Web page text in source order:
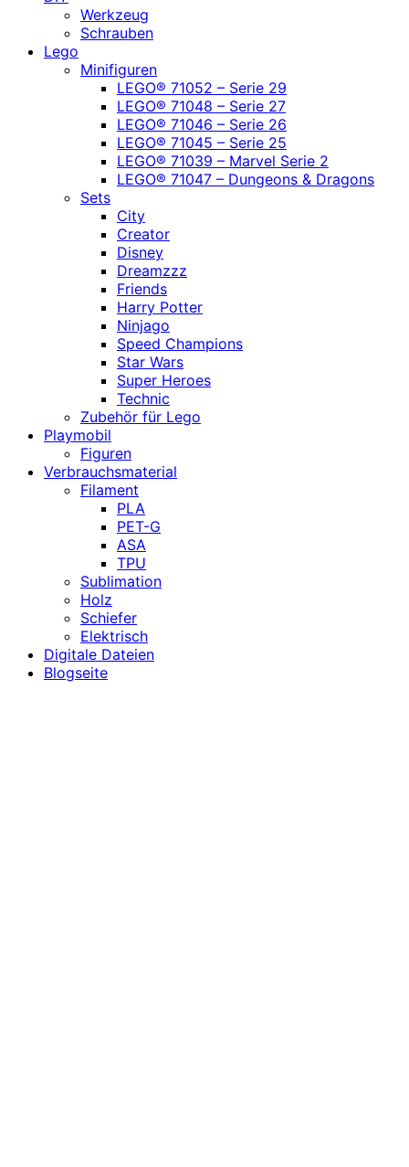
Werkzeug
Schrauben
Lego
Minifiguren
LEGO® 71052 – Serie 29
LEGO® 71048 – Serie 27
LEGO® 71046 – Serie 26
LEGO® 71045 – Serie 25
LEGO® 71039 – Marvel Serie 2
LEGO® 71047 – Dungeons & Dragons
Sets
City
Creator
Disney
Dreamzzz
Friends
Harry Potter
Ninjago
Speed Champions
Star Wars
Super Heroes
Technic
Zubehör für Lego
Playmobil
Figuren
Verbrauchsmaterial
Filament
PLA
PET-G
ASA
TPU
Sublimation
Holz
Schiefer
Elektrisch
Digitale Dateien
Blogseite